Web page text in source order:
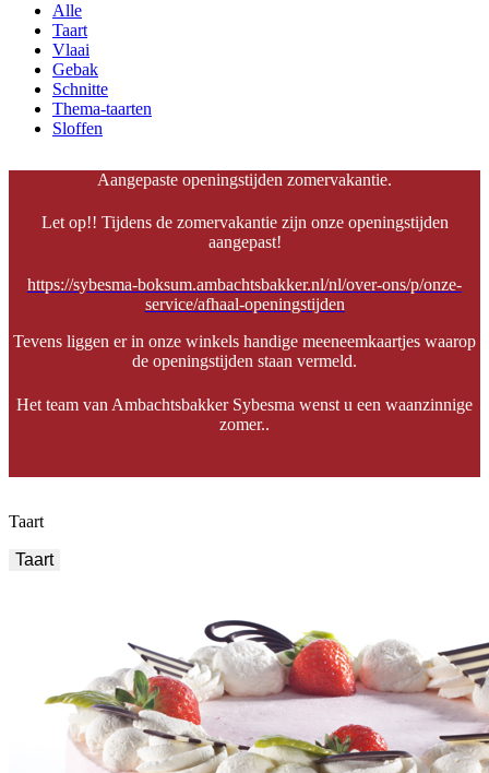
Alle
Taart
Vlaai
Gebak
Schnitte
Thema-taarten
Sloffen
Aangepaste openingstijden zomervakantie.
Let op!! Tijdens de zomervakantie zijn onze openingstijden
aangepast!
https://sybesma-boksum.ambachtsbakker.nl/nl/over-ons/p/onze-
service/afhaal-openingstijden
Tevens liggen er in onze winkels handige meeneemkaartjes waarop
de openingstijden staan vermeld.
Het team van Ambachtsbakker Sybesma wenst u een waanzinnige
zomer..
Taart
Taart